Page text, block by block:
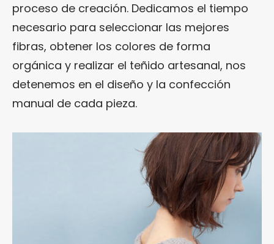
proceso de creación. Dedicamos el tiempo
necesario para seleccionar las mejores
fibras, obtener los colores de forma
orgánica y realizar el teñido artesanal, nos
detenemos en el diseño y la confección
manual de cada pieza.